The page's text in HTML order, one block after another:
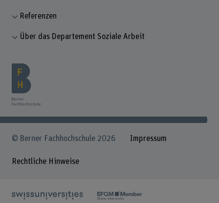
Referenzen
Über das Departement Soziale Arbeit
© Berner Fachhochschule 2026 Impressum
Rechtliche Hinweise